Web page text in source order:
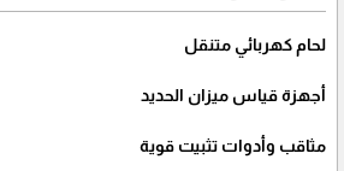
لحام كهربائي متنقل
أجهزة قياس ميزان الحديد
مثاقب وأدوات تثبيت قوية